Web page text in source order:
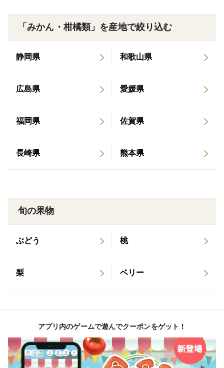
＊ ヘタ無しは収穫後の洗浄の際にとれたもので、味
因みに、この系統は１月から４月にかけて３０～４
ありません。
＜栽培のこだわり＞
培です。品質を保持するために冷温貯蔵庫を使用してい
高知県一のポンカン生産地として知られていますが、
存在で、濃厚な味の果実が育ちます。小夏はさらに暖か
＜品種など＞
度ほど高いこの品種です。なお、サイズは柑橘の種類に
よって基準が異なります。e.g. 小夏のMサイズは温州み
かんのＬサイズと同じです。
「みかん・柑橘類」を産地で絞り込む
静岡県 和歌山県
広島県 愛媛県
福岡県 佐賀県
長崎県 熊本県
旬の果物
ぶどう 桃
梨 ベリー
アプリ内のゲームで遊んでクーポンをゲット！